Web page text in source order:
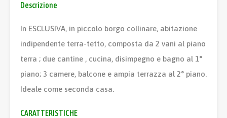
Descrizione
In ESCLUSIVA, in piccolo borgo collinare, abitazione
indipendente terra-tetto, composta da 2 vani al piano
terra ; due cantine , cucina, disimpegno e bagno al 1°
piano; 3 camere, balcone e ampia terrazza al 2° piano.
Ideale come seconda casa.
CARATTERISTICHE